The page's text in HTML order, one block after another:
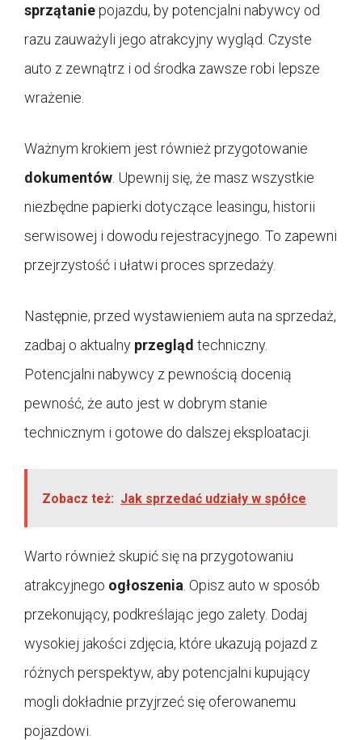
sprzątaniepojazdu, by potencjalni nabywcy od
razu zauważyli jego atrakcyjny wygląd. Czyste
auto z zewnątrz i od środka zawsze robi lepsze
wrażenie.
Ważnym krokiem jest również przygotowanie
dokumentów . Upewnij się, że masz wszystkie
niezbędne papierki dotyczące leasingu, historii
serwisowej i dowodu rejestracyjnego. To zapewni
przejrzystość i ułatwi proces sprzedaży.
Następnie, przed wystawieniem auta na sprzedaż,
zadbaj o aktualny przegląd techniczny.
Potencjalni nabywcy z pewnością docenią
pewność, że auto jest w dobrym stanie
technicznym i gotowe do dalszej eksploatacji.
Zobacz też: Jak sprzedać udziały w spółce
Warto również skupić się na przygotowaniu
atrakcyjnego ogłoszenia . Opisz auto w sposób
przekonujący, podkreślając jego zalety. Dodaj
wysokiej jakości zdjęcia, które ukazują pojazd z
różnych perspektyw, aby potencjalni kupujący
mogli dokładnie przyjrzeć się oferowanemu
pojazdowi.